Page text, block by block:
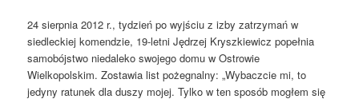
24 sierpnia 2012 r., tydzień po wyjściu z izby zatrzymań w
siedleckiej komendzie, 19-letni Jędrzej Kryszkiewicz popełnia
samobójstwo niedaleko swojego domu w Ostrowie
Wielkopolskim. Zostawia list pożegnalny: „Wybaczcie mi, to
jedyny ratunek dla duszy mojej. Tylko w ten sposób mogłem się